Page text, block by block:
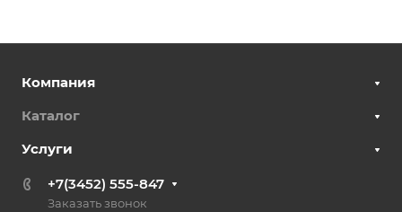
Компания
Каталог
Услуги
+7(3452) 555-847
Заказать звонок